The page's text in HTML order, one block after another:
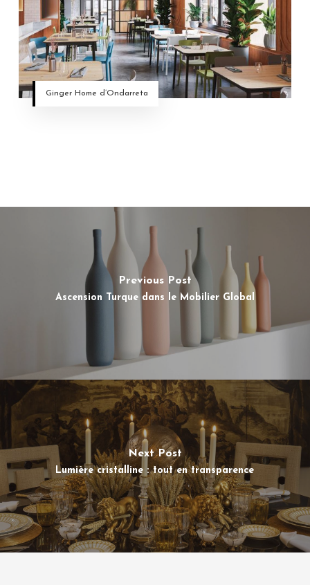
Ginger Home d’Ondarreta
Previous Post
Ascension Turque dans le Mobilier Global
Next Post
Lumière cristalline : tout en transparence